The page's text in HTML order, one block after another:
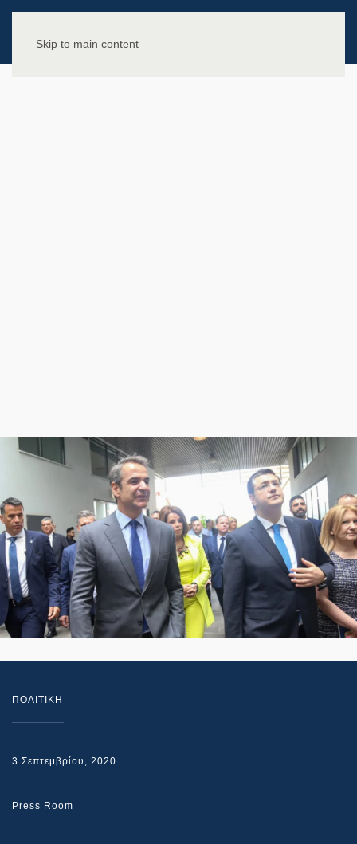
Skip to main content
ΠΟΛΙΤΙΚΗ
3 Σεπτεμβρίου, 2020
Press Room